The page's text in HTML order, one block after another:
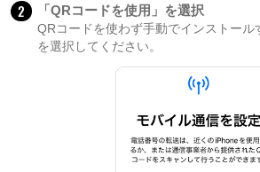
2 「QRコードを使用」を選択
QRコードを使わず手動でインストール
を選択してください。